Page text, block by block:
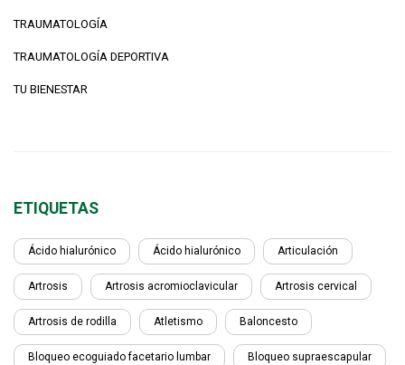
TRAUMATOLOGÍA
TRAUMATOLOGÍA DEPORTIVA
TU BIENESTAR
ETIQUETAS
Ácido hialurónico Ácido hialurónico Articulación
Artrosis Artrosis acromioclavicular Artrosis cervical
Artrosis de rodilla Atletismo Baloncesto
Bloqueo ecoguiado facetario lumbar Bloqueo supraescapular